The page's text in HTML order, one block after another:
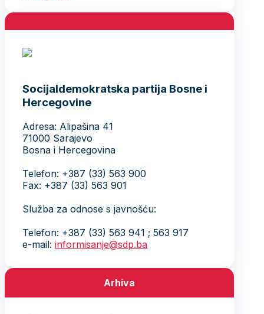
Socijaldemokratska partija Bosne i
Hercegovine
Adresa: Alipašina 41
71000 Sarajevo
Bosna i Hercegovina
Telefon: +387 (33) 563 900
Fax: +387 (33) 563 901
Služba za odnose s javnošću:
Telefon: +387 (33) 563 941 ; 563 917
e-mail: informisanje@sdp.ba
Arhiva